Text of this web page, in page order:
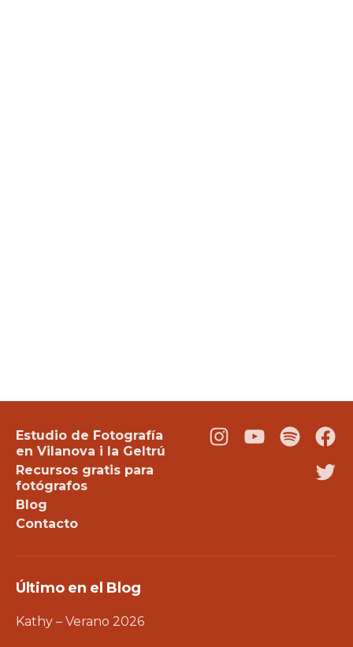
Estudio de Fotografía
en Vilanova i la Geltrú
Recursos gratis para
fotógrafos
Blog
Contacto
Instagram
YoutubePodcast
Último en el Blog
Kathy – Verano 2026